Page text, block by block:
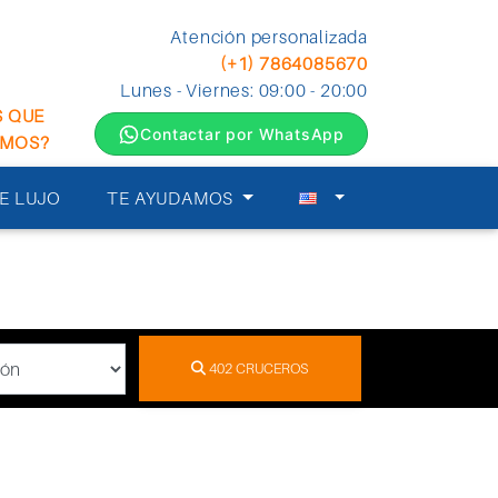
QUE
Atención personalizada
(+1) 7864085670
Lunes - Viernes: 09:00 - 20:00
Contactar por WhatsApp
LUJO TE AYUDAMOS
402 CRUCEROS